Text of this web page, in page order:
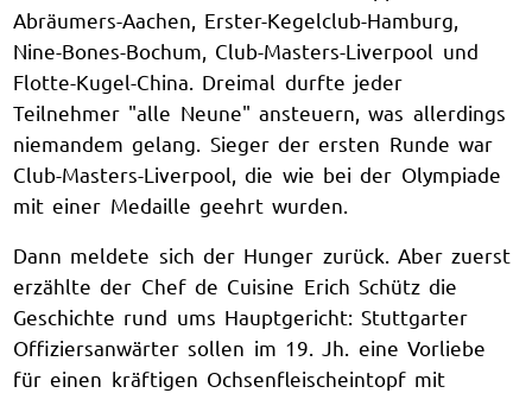
Abräumers-Aachen, Erster-Kegelclub-Hamburg,
Nine-Bones-Bochum, Club-Masters-Liverpool und
Flotte-Kugel-China. Dreimal durfte jeder
Teilnehmer "alle Neune" ansteuern, was allerdings
niemandem gelang. Sieger der ersten Runde war
Club-Masters-Liverpool, die wie bei der Olympiade
mit einer Medaille geehrt wurden.
Dann meldete sich der Hunger zurück. Aber zuerst
erzählte der Chef de Cuisine Erich Schütz die
Geschichte rund ums Hauptgericht: Stuttgarter
Offiziersanwärter sollen im 19. Jh. eine Vorliebe
für einen kräftigen Ochsenfleischeintopf mit